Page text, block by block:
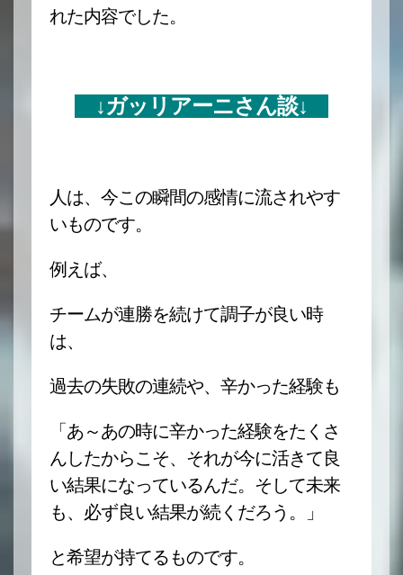
れた内容でした。
↓ガッリアーニさん談↓
人は、今この瞬間の感情に流されやす
いものです。
例えば、
チームが連勝を続けて調子が良い時
は、
過去の失敗の連続や、辛かった経験も
「あ～あの時に辛かった経験をたくさ
んしたからこそ、それが今に活きて良
い結果になっているんだ。そして未来
も、必ず良い結果が続くだろう。」
と希望が持てるものです。